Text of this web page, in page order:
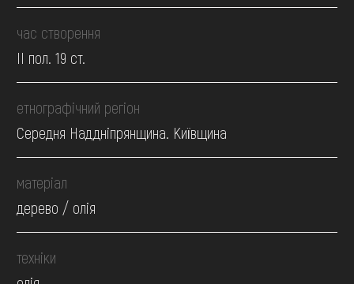
час створення
II пол. 19 ст.
етнографічний регіон
Середня Наддніпрянщина. Київщина
матеріал
дерево / олія
техніки